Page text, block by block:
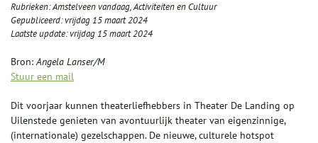
Rubrieken:Amstelveen vandaag,Activiteiten en Cultuur
Gepubliceerd:vrijdag 15 maart 2024
Laatste update:vrijdag 15 maart 2024
Bron:Angela Lanser/M
Stuur een mail
Dit voorjaar kunnen theaterliefhebbers in Theater De Landing op
Uilenstede genieten van avontuurlijk theater van eigenzinnige,
(internationale) gezelschappen. De nieuwe, culturele hotspot